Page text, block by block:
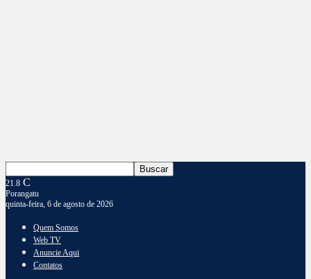
21.8 C
Porangatu
quinta-feira, 6 de agosto de 2026
Quem Somos
Web TV
Anuncie Aqui
Contatos